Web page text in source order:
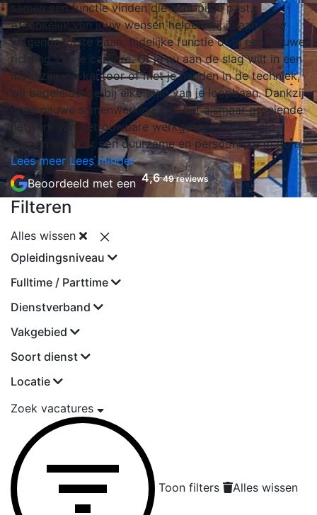
samen een functie vinden die écht bij je past.
Afhankelijk van jouw wensen helpen wij je aan jouw
volgende vaste baan, tijdelijke functie of in een nieuwe
richting van je carrière. Of je nu aan de slag wilt in een
magazijn, op kantoor of met je handen in de techniek,
wij begeleiden je bij elke stap van je loopbaan. Dankzij
onze nauwe samenwerking met het alsmaar groeiende
netwerk van betrouwbare werkgevers in de regio
zorgen we voor een duurzame en persoonlijke match.
Lees meer Lees minder
Beoordeeld met een 4,6 49 reviews
Filteren
Alles wissen
Opleidingsniveau
Fulltime / Parttime
Dienstverband
Vakgebied
Soort dienst
Locatie
Zoek vacatures
Toon filters Alles wissen